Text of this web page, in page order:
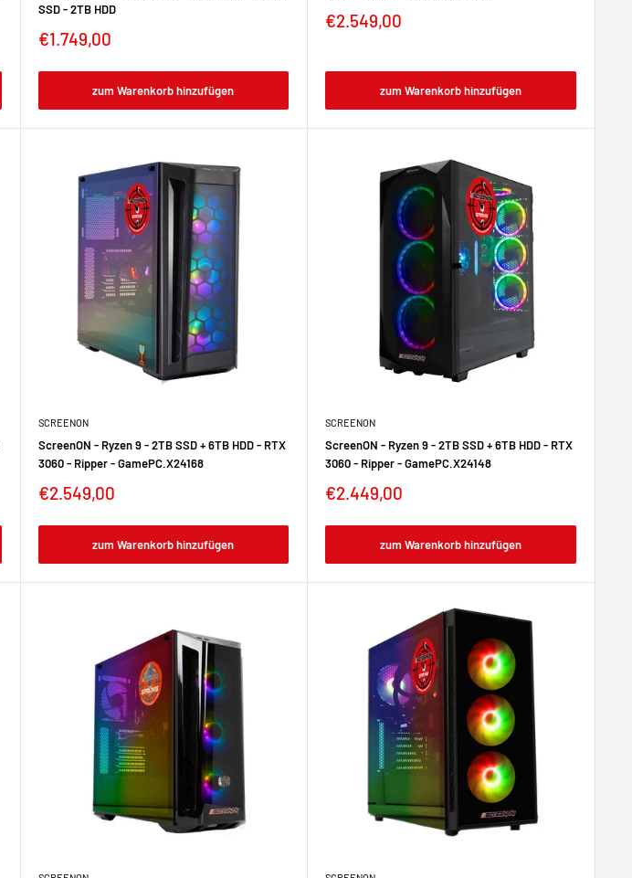
SSD - 2TB HDD
€1.749,00
zum Warenkorb hinzufügen
€2.549,00
zum Warenkorb hinzufügen
SCREENON
ScreenON - Ryzen 9 - 2TB SSD + 6TB HDD - RTX
3060 - Ripper - GamePC.X24168
€2.549,00
zum Warenkorb hinzufügen
SCREENON
ScreenON - Ryzen 9 - 2TB SSD + 6TB HDD - RTX
3060 - Ripper - GamePC.X24148
€2.449,00
zum Warenkorb hinzufügen